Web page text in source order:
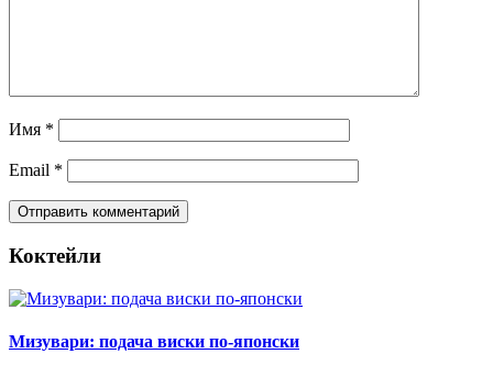
Имя *
Email *
Коктейли
Мизувари: подача виски по-японски